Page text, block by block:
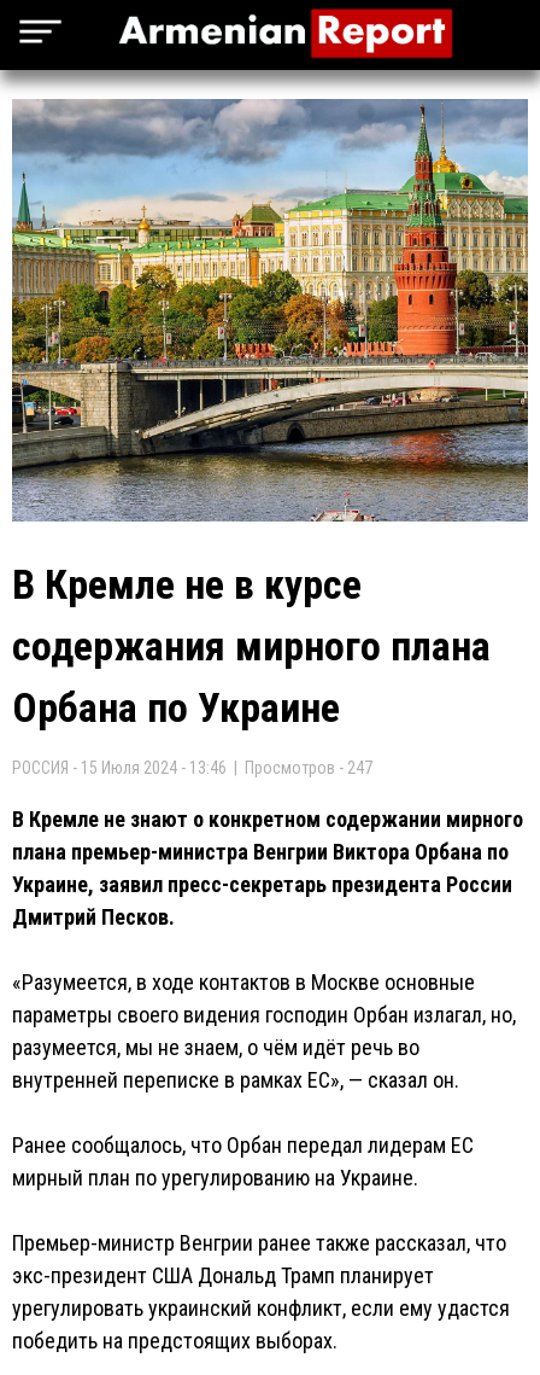
В Кремле не в курсе
содержания мирного плана
Орбана по Украине
РОССИЯ - 15 Июля 2024 - 13:46 | Просмотров - 247
В Кремле не знают о конкретном содержании мирного
плана премьер-министра Венгрии Виктора Орбана по
Украине, заявил пресс-секретарь президента России
Дмитрий Песков.
«Разумеется, в ходе контактов в Москве основные
параметры своего видения господин Орбан излагал, но,
разумеется, мы не знаем, о чём идёт речь во
внутренней переписке в рамках ЕС», — сказал он.
Ранее сообщалось, что Орбан передал лидерам ЕС
мирный план по урегулированию на Украине.
Премьер-министр Венгрии ранее также рассказал, что
экс-президент США Дональд Трамп планирует
урегулировать украинский конфликт, если ему удастся
победить на предстоящих выборах.